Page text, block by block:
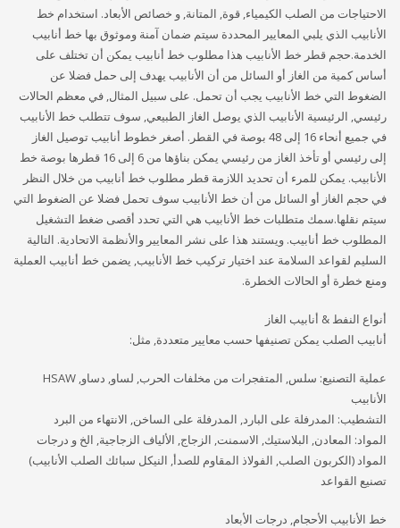
الاحتياجات من الصلب الكيمياء, قوة, المتانة, و خصائص الأبعاد. استخدام خط
الأنابيب الذي يلبي المعايير المحددة سيتم ضمان آمنة وموثوق بها خط أنابيب
الخدمة.حجم قطر خط الأنابيب هذا مطلوب خط أنابيب يمكن أن تختلف على
أساس كمية من الغاز أو السائل من أن الأنابيب يهدف إلى حمل فضلا عن
الضغوط التي خط الأنابيب يجب أن تحمل. على سبيل المثال, في معظم الحالات
رئيسي, الرئيسية الأنابيب الذي يوصل الغاز الطبيعي, سوف تتطلب خط الأنابيب
في جميع أنحاء 16 إلى 48 بوصة في القطر. أصغر خطوط أنابيب توصيل الغاز
إلى رئيسي أو تأخذ الغاز من رئيسي يمكن بناؤها من 6 إلى 16 قطرها بوصة خط
الأنابيب. يمكن للمرء أن تحديد اللازمة قطر مطلوب خط أنابيب من خلال النظر
في حجم الغاز أو السائل من أن خط الأنابيب سوف تحمل فضلا عن الضغوط التي
سيتم نقلها.سمك متطلبات خط الأنابيب هي التي تحدد أقصى ضغط التشغيل
المطلوب خط أنابيب. ويستند هذا على نشر المعايير والأنظمة الاتحادية. التالية
السليم لقواعد السلامة عند اختيار تركيب خط الأنابيب, يضمن خط أنابيب العملية
ومنع خطرة أو الحالات الخطرة.
أنواع النفط & أنابيب الغاز
أنابيب الصلب يمكن تصنيفها حسب معايير متعددة, مثل:
عملية التصنيع: سلس, المتفجرات من مخلفات الحرب, لساو, دساو, HSAW
الأنابيب
التشطيب: المدرفلة على البارد, المدرفلة على الساخن, الانتهاء من البرد
المواد: المعادن, البلاستيك, الاسمنت, الزجاج, الألياف الزجاجية, الخ و درجات
المواد (الكربون الصلب, الفولاذ المقاوم للصدأ, النيكل سبائك الصلب الأنابيب)
تصنيع القواعد
خط الأنابيب الأحجام, درجات الأبعاد